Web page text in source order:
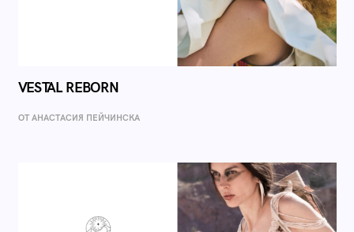
VESTAL REBORN
ОТ AНАСТАСИЯ ПЕЙЧИНСКА